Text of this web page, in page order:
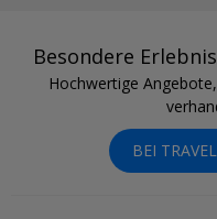
Besondere
Hochwertige
BEI